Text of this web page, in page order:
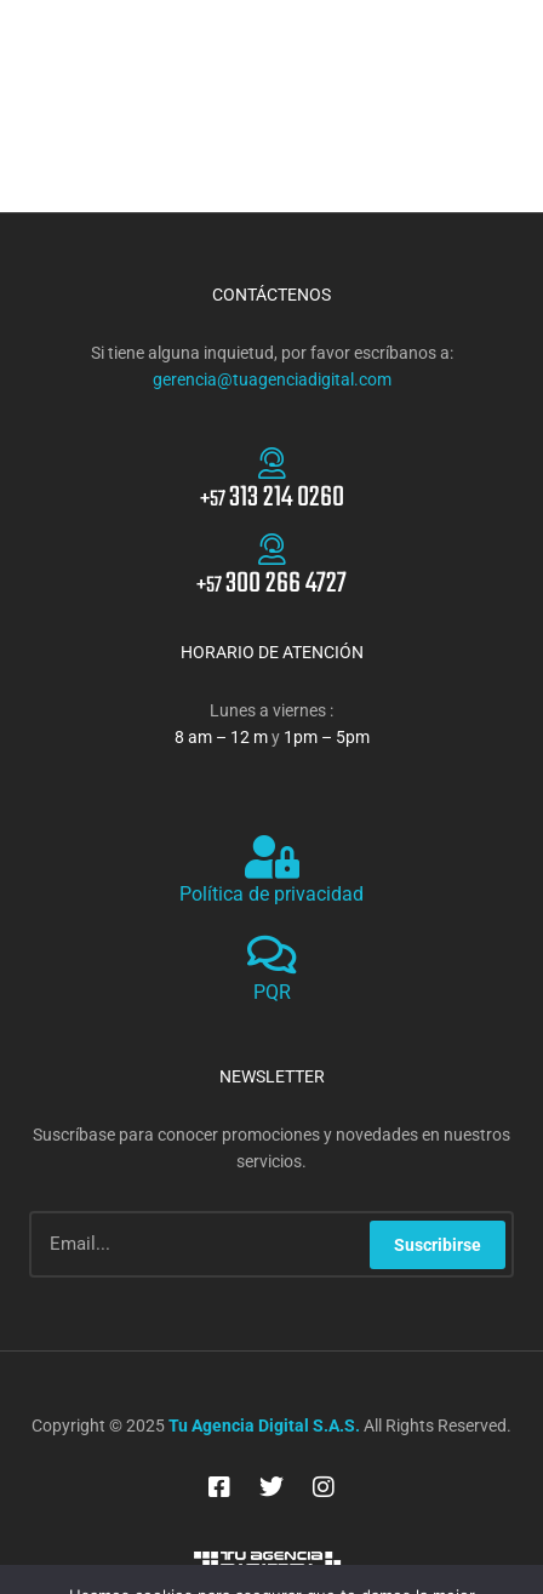
CONTÁCTENOS
Si tiene alguna inquietud, por favor escríbanos a:
gerencia@tuagenciadigital.com
+57313 214 0260
+57300 266 4727
HORARIO DE ATENCIÓN
Lunes a viernes :
8 am – 12 my 1pm – 5pm
Política de privacidad
PQR
NEWSLETTER
Suscríbase para conocer promociones y novedades en nuestros
servicios.
Suscribirse
Copyright © 2025Tu Agencia Digital S.A.S. All Rights Reserved.